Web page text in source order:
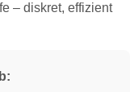
– diskret, effizient